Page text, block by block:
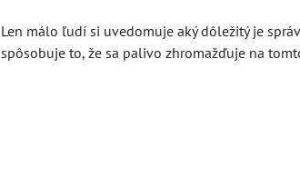
Len málo ľudí si uvedomuje aký dôležitý je
spôsobuje to, že sa palivo zhromažďuje na